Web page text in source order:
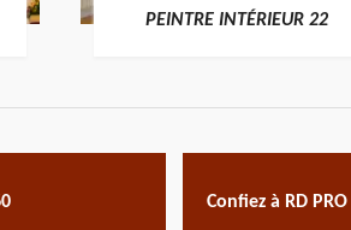
PEINTRE INTÉRIEUR 22
Confiez à RD